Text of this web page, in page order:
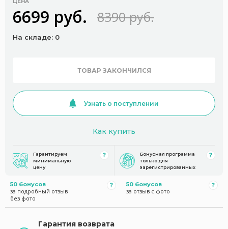
6699 руб. 8390 руб.
На складе: 0
ТОВАР ЗАКОНЧИЛСЯ
Узнать о поступлении
Как купить
Гарантируем
минимальную
цену
Бонусная программа
только для
зарегистрированных
50 бонусов
за подробный отзыв
без фото
50 бонусов
за отзыв с фото
Гарантия возврата